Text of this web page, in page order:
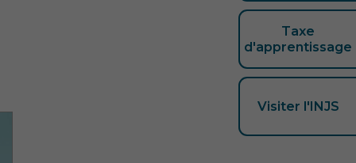
Taxe
d'apprentissage
Visiter l'INJS